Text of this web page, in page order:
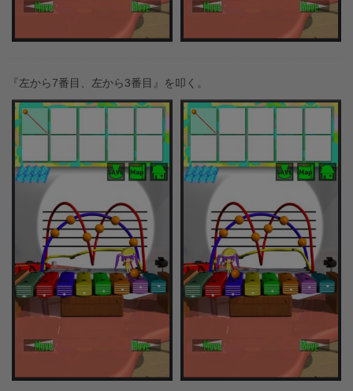
『左から7番目、左から3番目』を叩く。